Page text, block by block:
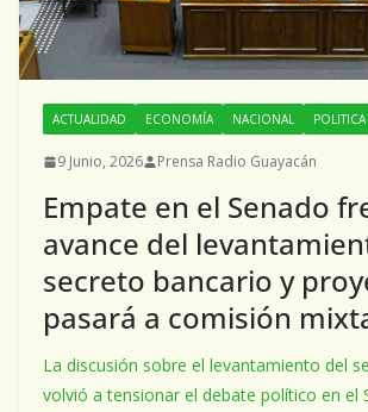
ACTUALIDAD ECONOMÍA NACIONAL POLITICA
9 Junio, 2026 Prensa Radio Guayacán
Empate en el Senado
avance del
secreto bancario y
pasará a comisión
La discusión sobre el levantamiento del
volvió a tensionar el debate político en el